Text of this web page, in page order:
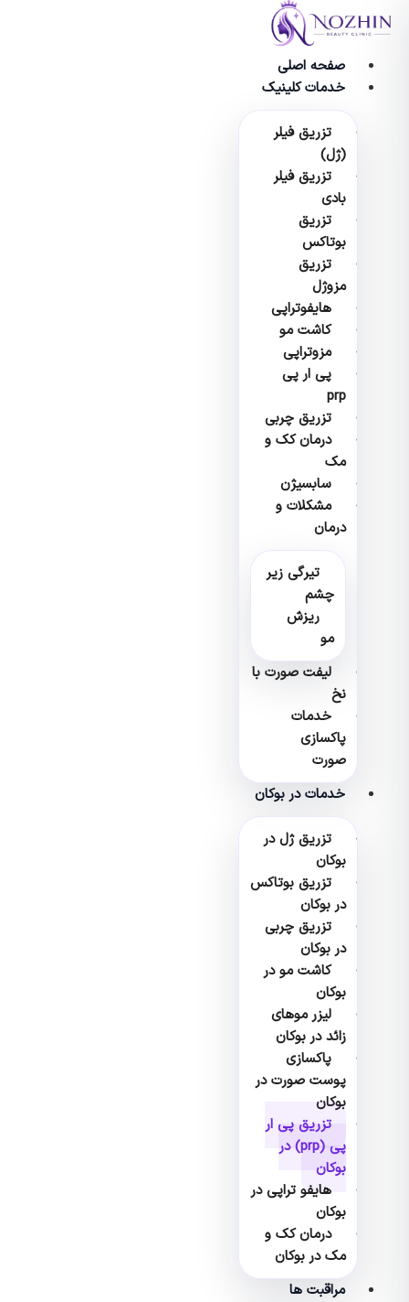
پرش
صفحه اصلی
خدمات کلینیک
تزریق فیلر
(ژل)
تزریق فیلر
بادی
تزریق
بوتاکس
تزریق
مزوژل
هایفوتراپی
کاشت مو
مزوتراپی
پی ار پی
prp
تزریق چربی
درمان کک و
مک
سابسیژن
مشکلات و
درمان
تیرگی زیر
چشم
ریزش
مو
لیفت صورت با
نخ
خدمات
پاکسازی
صورت
خدمات در بوکان
تزریق ژل در
بوکان
تزریق بوتاکس
در بوکان
تزریق چربی
در بوکان
کاشت مو در
بوکان
لیزر موهای
زائد در بوکان
پاکسازی
پوست صورت در
بوکان
تزریق پی ار
پی (prp) در
بوکان
هایفو تراپی در
بوکان
درمان کک و
مک در بوکان
مراقبت ها